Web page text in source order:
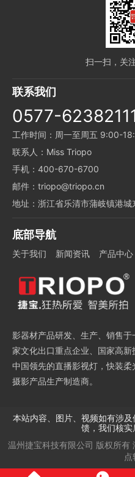
扫一扫，关
联系我们
0577-
工作时间：周一至周五 9:00-
联系人：Miss Triopo
手机：400-670-6700
邮件：triopo@triopo.cn
地址：浙江省乐清市蒲岐镇港城
底部导航
关于我们 新闻资讯 产品中心
影器材产品研发、生产、销售
家文化出口重点企业、国家高
中国领先的直播影视灯，快装
摄影产品生产制造商。
本站内容、图片、视频如有涉
馈，我们核实
温州捷宝科技有限公司 版权所有